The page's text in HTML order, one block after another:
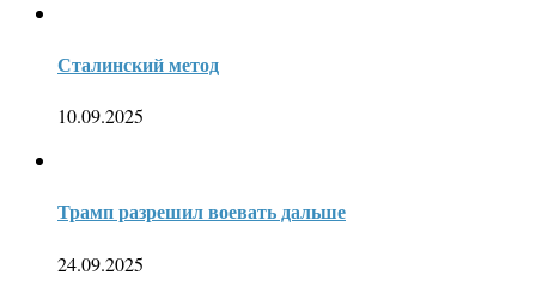
Сталинский метод
10.09.2025
Трамп разрешил воевать дальше
24.09.2025